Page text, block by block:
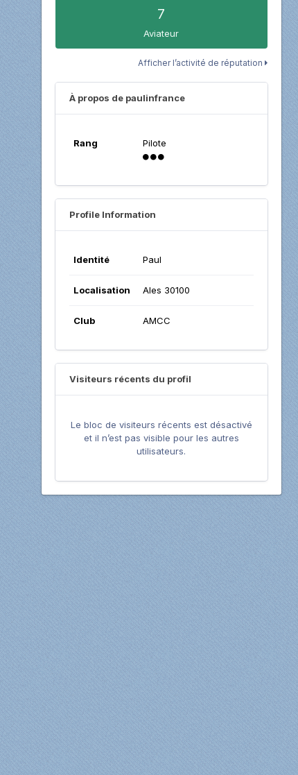
7
Aviateur
Afficher l’activité de réputation
À propos de paulinfrance
Rang Pilote
Profile Information
Identité Paul
Localisation Ales 30100
Club AMCC
Visiteurs récents du profil
Le bloc de visiteurs récents est désactivé
et il n’est pas visible pour les autres
utilisateurs.